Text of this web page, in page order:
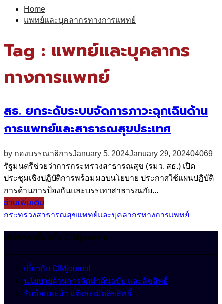
Home
แพทย์และบุคลากรทางการแพทย์
Tag : แพทย์และบุคลากร
ทางการแพทย์
สธ. ยกระดับระบบจัดการภาวะฉุกเฉินด้าน
การแพทย์และสาธารณสุขประเทศ
by กองบรรณาธิการJanuary 5, 2024January 29, 202404069
รัฐมนตรีช่วยว่าการกระทรวงสาธารณสุข (รมว. สธ.) เปิด
ประชุมเชิงปฏิบัติการพร้อมมอบนโยบาย ประกาศใช้แผนปฏิบัติ
การด้านการป้องกันและบรรเทาสาธารณภัย...
อ่านเพิ่มเติม
กระทรวงสาธารณสุขแพทย์และบุคลากรทางการแพทย์
นโยบายเกี่ยวกับ CIMjournal
เกี่ยวกับ CIMjournal
นโยบายด้านการจัดทำต้นฉบับ และลิขสิทธิ์
รับข้อแนะนำ แจ้งละเมิดลิขสิทธิ์